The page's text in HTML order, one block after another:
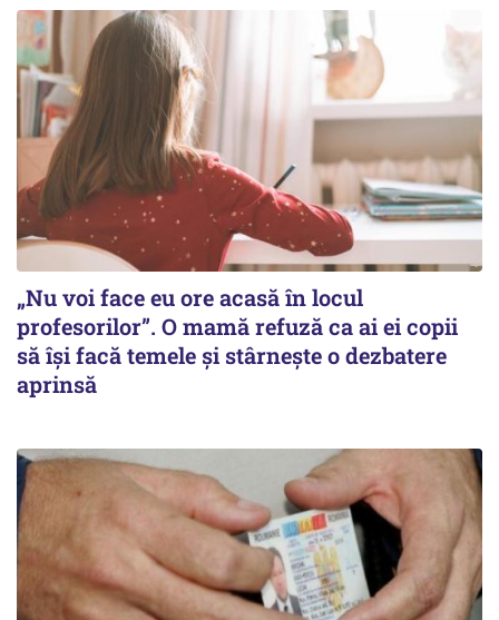
„Nu voi face eu ore acasă în locul
profesorilor”. O mamă refuză ca ai ei copii
să își facă temele și stârnește o dezbatere
aprinsă